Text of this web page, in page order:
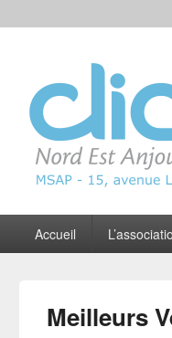
CLIC
principalAccueil
Meilleurs